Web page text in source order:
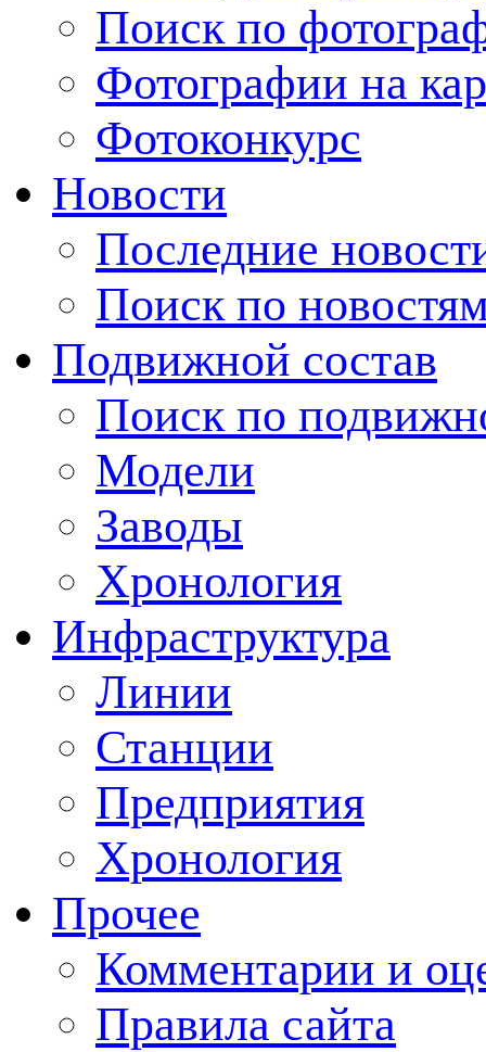
Поиск по
Фотографии на
Фотоконкурс
Новости
Последние
Поиск по
Подвижной состав
Поиск по
Модели
Заводы
Хронология
Инфраструктура
Линии
Станции
Предприятия
Хронология
Прочее
Комментарии и
Правила сайта